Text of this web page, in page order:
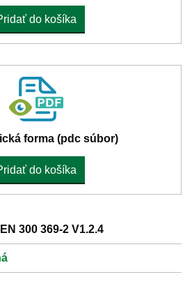
do košíka
forma (pdc súbor)
do košíka
300 369-2 V1.2.4